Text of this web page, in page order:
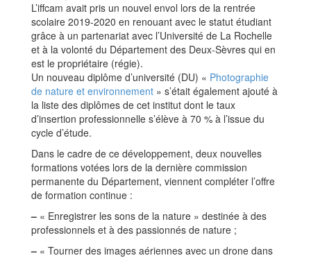
L’iffcam avait pris un nouvel envol lors de la rentrée
scolaire 2019-2020 en renouant avec le statut étudiant
grâce à un partenariat avec l’Université de La Rochelle
et à la volonté du Département des Deux-Sèvres qui en
est le propriétaire (régie).
Un nouveau diplôme d’université (DU) « Photographie
de nature et environnement » s’était également ajouté à
la liste des diplômes de cet institut dont le taux
d’insertion professionnelle s’élève à 70 % à l’issue du
cycle d’étude.
Dans le cadre de ce développement, deux nouvelles
formations votées lors de la dernière commission
permanente du Département, viennent compléter l’offre
de formation continue :
– « Enregistrer les sons de la nature » destinée à des
professionnels et à des passionnés de nature ;
– « Tourner des images aériennes avec un drone dans